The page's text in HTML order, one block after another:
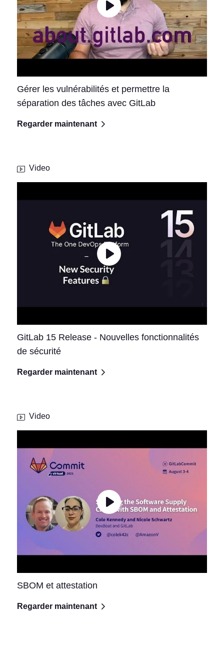
Gérer les vulnérabilités et permettre la
séparation des tâches avec GitLab
Regarder maintenant
Video
GitLab 15 Release - Nouvelles fonctionnalités
de sécurité
Regarder maintenant
Video
SBOM et attestation
Regarder maintenant